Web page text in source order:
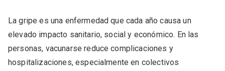
La gripe es una enfermedad que cada año causa un
elevado impacto sanitario, social y económico. En las
personas, vacunarse reduce complicaciones y
hospitalizaciones, especialmente en colectivos